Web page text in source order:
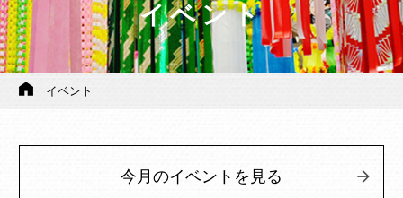
イベント
イベント
今月のイベントを見る